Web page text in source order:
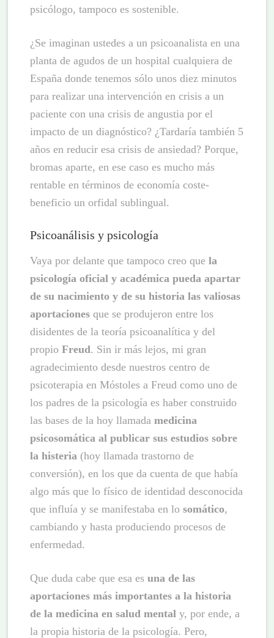
psicólogo, tampoco es sostenible.
¿Se imaginan ustedes a un psicoanalista en una
planta de agudos de un hospital cualquiera de
España donde tenemos sólo unos diez minutos
para realizar una intervención en crisis a un
paciente con una crisis de angustia por el
impacto de un diagnóstico? ¿Tardaría también 5
años en reducir esa crisis de ansiedad? Porque,
bromas aparte, en ese caso es mucho más
rentable en términos de economía coste-
beneficio un orfidal sublingual.
Psicoanálisis y psicología
Vaya por delante que tampoco creo que la
psicología oficial y académica pueda apartar
de su nacimiento y de su historia las valiosas
aportaciones que se produjeron entre los
disidentes de la teoría psicoanalítica y del
propio Freud. Sin ir más lejos, mi gran
agradecimiento desde nuestros centro de
psicoterapia en Móstoles a Freud como uno de
los padres de la psicología es haber construido
las bases de la hoy llamadamedicina
psicosomática al publicar sus estudios sobre
la histeria (hoy llamada trastorno de
conversión), en los que da cuenta de que había
algo más que lo físico de identidad desconocida
que influía y se manifestaba en losomático,
cambiando y hasta produciendo procesos de
enfermedad.
Que duda cabe que esa esuna de las
aportaciones más importantes a la historia
de la medicina en salud mental y, por ende, a
la propia historia de la psicología. Pero,